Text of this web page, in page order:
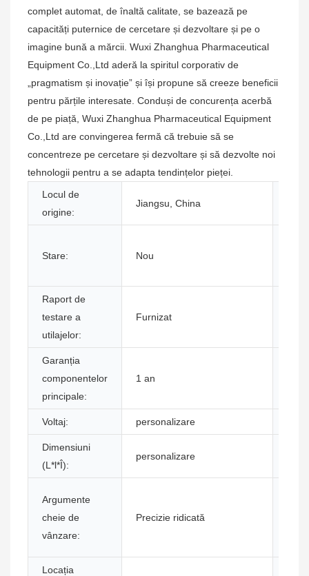
complet automat, de înaltă calitate, se bazează pe
capacități puternice de cercetare și dezvoltare și pe o
imagine bună a mărcii. Wuxi Zhanghua Pharmaceutical
Equipment Co.,Ltd aderă la spiritul corporativ de
„pragmatism și inovație” și își propune să creeze beneficii
pentru părțile interesate. Conduși de concurența acerbă
de pe piață, Wuxi Zhanghua Pharmaceutical Equipment
Co.,Ltd are convingerea fermă că trebuie să se
concentreze pe cercetare și dezvoltare și să dezvolte noi
tehnologii pentru a se adapta tendințelor pieței.
Locul de
origine:
Jiangsu, China
Stare: Nou
Raport de
testare a
utilajelor:
Furnizat
Garanția
componentelor
principale:
1 an
Voltaj: personalizare
Dimensiuni
(L*l*Î):
personalizare
Argumente
cheie de
vânzare:
Precizie ridicată
Locația